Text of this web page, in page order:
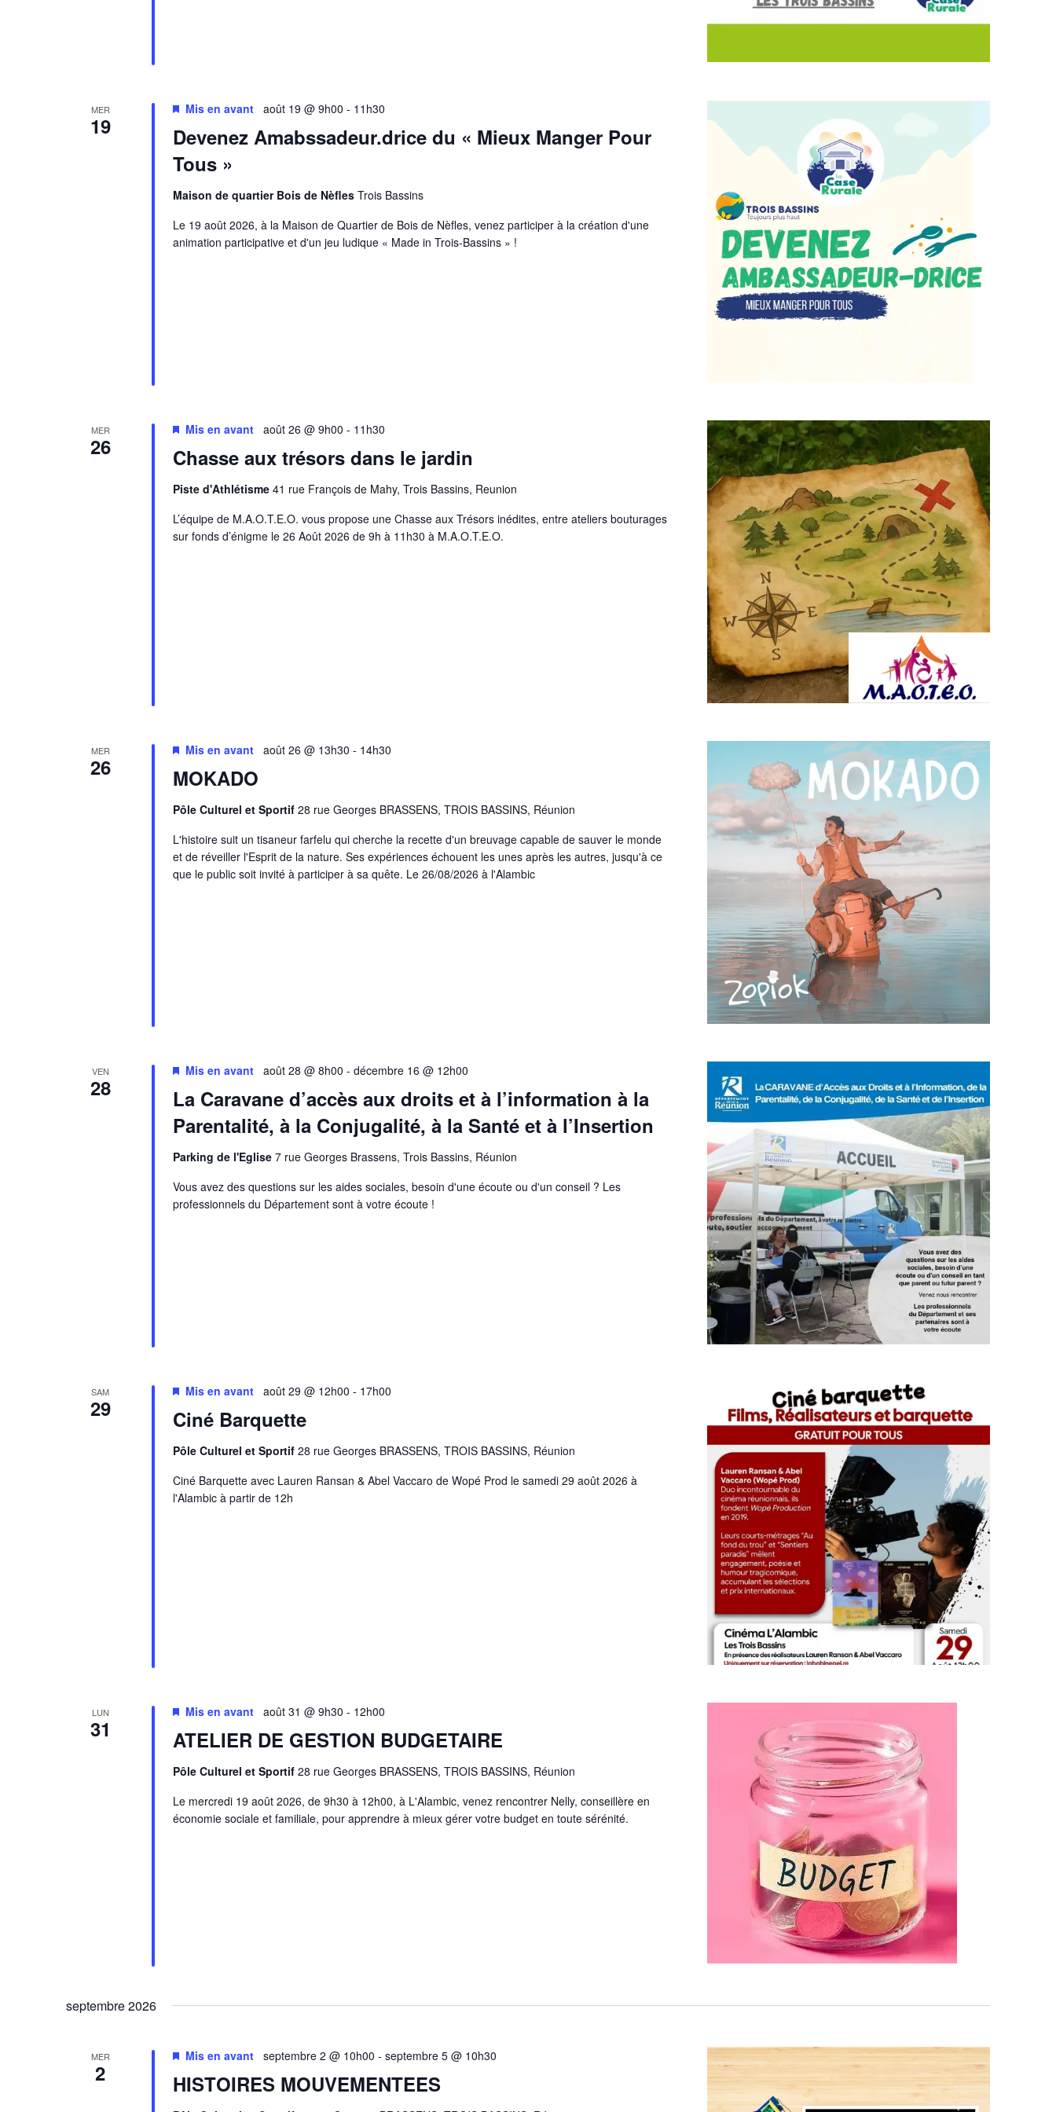
MER
19
Devenez Amabssadeur.drice du « Mieux Manger Pour
Tous »
Mis en avant août 19 @ 9h00 - 11h30
Maison de quartier Bois de Nèfles Trois Bassins
Le 19 août 2026, à la Maison de Quartier de Bois de Nèfles, venez participer à la création d'une
animation participative et d'un jeu ludique « Made in Trois-Bassins » !
MER
26 Chasse aux trésors dans le jardin
Mis en avant août 26 @ 9h00 - 11h30
Piste d'Athlétisme 41 rue François de Mahy, Trois Bassins, Reunion
L’équipe de M.A.O.T.E.O. vous propose une Chasse aux Trésors inédites, entre ateliers bouturages
sur fonds d’énigme le 26 Août 2026 de 9h à 11h30 à M.A.O.T.E.O.
MER
26 MOKADO
Mis en avant août 26 @ 13h30 - 14h30
Pôle Culturel et Sportif 28 rue Georges BRASSENS, TROIS BASSINS, Réunion
L'histoire suit un tisaneur farfelu qui cherche la recette d'un breuvage capable de sauver le monde
et de réveiller l'Esprit de la nature. Ses expériences échouent les unes après les autres, jusqu'à ce
que le public soit invité à participer à sa quête. Le 26/08/2026 à l'Alambic
VEN
28
La Caravane d’accès aux droits et à l’information à la
Parentalité, à la Conjugalité, à la Santé et à l’Insertion
Mis en avant août 28 @ 8h00 - décembre 16 @ 12h00
Parking de l'Eglise 7 rue Georges Brassens, Trois Bassins, Réunion
Vous avez des questions sur les aides sociales, besoin d'une écoute ou d'un conseil ? Les
professionnels du Département sont à votre écoute !
SAM
29 Ciné Barquette
Mis en avant août 29 @ 12h00 - 17h00
Pôle Culturel et Sportif 28 rue Georges BRASSENS, TROIS BASSINS, Réunion
Ciné Barquette avec Lauren Ransan & Abel Vaccaro de Wopé Prod le samedi 29 août 2026 à
l'Alambic à partir de 12h
LUN
31 ATELIER DE GESTION BUDGETAIRE
Mis en avant août 31 @ 9h30 - 12h00
Pôle Culturel et Sportif 28 rue Georges BRASSENS, TROIS BASSINS, Réunion
Le mercredi 19 août 2026, de 9h30 à 12h00, à L'Alambic, venez rencontrer Nelly, conseillère en
économie sociale et familiale, pour apprendre à mieux gérer votre budget en toute sérénité.
septembre 2026
MER
2 HISTOIRES MOUVEMENTEES
Mis en avant septembre 2 @ 10h00 - septembre 5 @ 10h30